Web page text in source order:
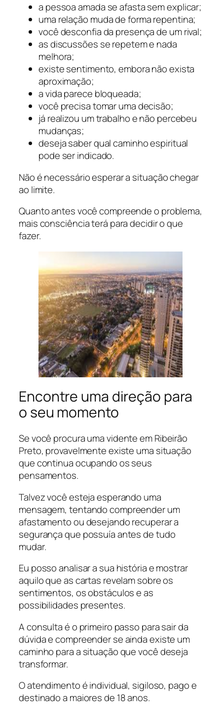
a pessoa amada se afasta sem explicar;
uma relação muda de forma repentina;
você desconfia da presença de um rival;
as discussões se repetem e nada
melhora;
existe sentimento, embora não exista
aproximação;
a vida parece bloqueada;
você precisa tomar uma decisão;
já realizou um trabalho e não percebeu
mudanças;
deseja saber qual caminho espiritual
pode ser indicado.
Não é necessário esperar a situação chegar
ao limite.
Quanto antes você compreende o problema,
mais consciência terá para decidir o que
fazer.
Encontre uma direção para
o seu momento
Se você procura uma vidente em Ribeirão
Preto, provavelmente existe uma situação
que continua ocupando os seus
pensamentos.
Talvez você esteja esperando uma
mensagem, tentando compreender um
afastamento ou desejando recuperar a
segurança que possuía antes de tudo
mudar.
Eu posso analisar a sua história e mostrar
aquilo que as cartas revelam sobre os
sentimentos, os obstáculos e as
possibilidades presentes.
A consulta é o primeiro passo para sair da
dúvida e compreender se ainda existe um
caminho para a situação que você deseja
transformar.
O atendimento é individual, sigiloso, pago e
destinado a maiores de 18 anos.